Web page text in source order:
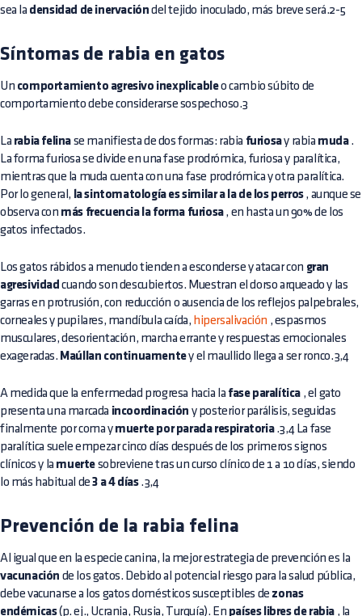
sea la densidad de inervación del tejido inoculado, más breve será.2-5
Síntomas de rabia en gatos
Un comportamiento agresivo inexplicableo cambio súbito de
comportamiento debe considerarse sospechoso.3
La rabia felina se manifiesta de dos formas: rabia furiosay rabia muda.
La forma furiosa se divide en una fase prodrómica, furiosa y paralítica,
mientras que la muda cuenta con una fase prodrómica y otra paralítica.
Por lo general, la sintomatología es similar a la de los perros, aunque se
observa con más frecuencia la forma furiosa, en hasta un 90% de los
gatos infectados.
Los gatos rábidos a menudo tienden a esconderse y atacar con gran
agresividad cuando son descubiertos. Muestran el dorso arqueado y las
garras en protrusión, con reducción o ausencia de los reflejos palpebrales,
corneales y pupilares, mandíbula caída, hipersalivación , espasmos
musculares, desorientación, marcha errante y respuestas emocionales
exageradas. Maúllan continuamentey el maullido llega a ser ronco.3,4
A medida que la enfermedad progresa hacia la fase paralítica , el gato
presenta una marcada incoordinación y posterior parálisis, seguidas
finalmente por coma y muerte por parada respiratoria.3,4 La fase
paralítica suele empezar cinco días después de los primeros signos
clínicos y la muerte sobreviene tras un curso clínico de 1 a 10 días, siendo
lo más habitual de3 a 4 días.3,4
Prevención de la rabia felina
Al igual que en la especie canina, la mejor estrategia de prevención es la
vacunación de los gatos. Debido al potencial riesgo para la salud pública,
debe vacunarse a los gatos domésticos susceptibles de zonas
endémicas(p. ej., Ucrania, Rusia, Turquía). En países libres de rabia , la